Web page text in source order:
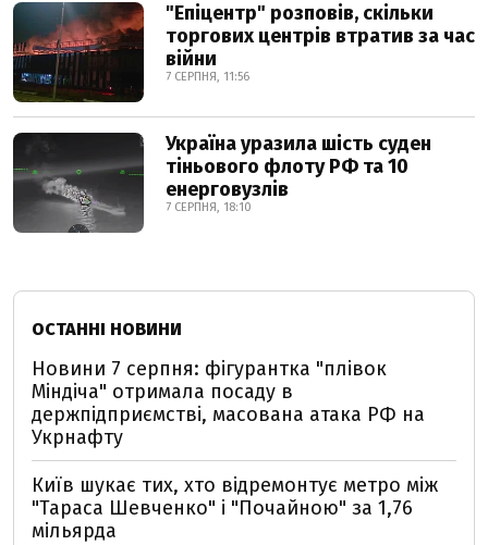
"Епіцентр" розповів, скільки
торгових центрів втратив за час
війни
7 СЕРПНЯ, 11:56
Україна уразила шість суден
тіньового флоту РФ та 10
енерговузлів
7 СЕРПНЯ, 18:10
ОСТАННІ НОВИНИ
Новини 7 серпня: фігурантка "плівок
Міндіча" отримала посаду в
держпідприємстві, масована атака РФ на
Укрнафту
Київ шукає тих, хто відремонтує метро між
"Тараса Шевченко" і "Почайною" за 1,76
мільярда